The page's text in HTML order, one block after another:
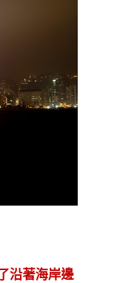
沿著海岸邊